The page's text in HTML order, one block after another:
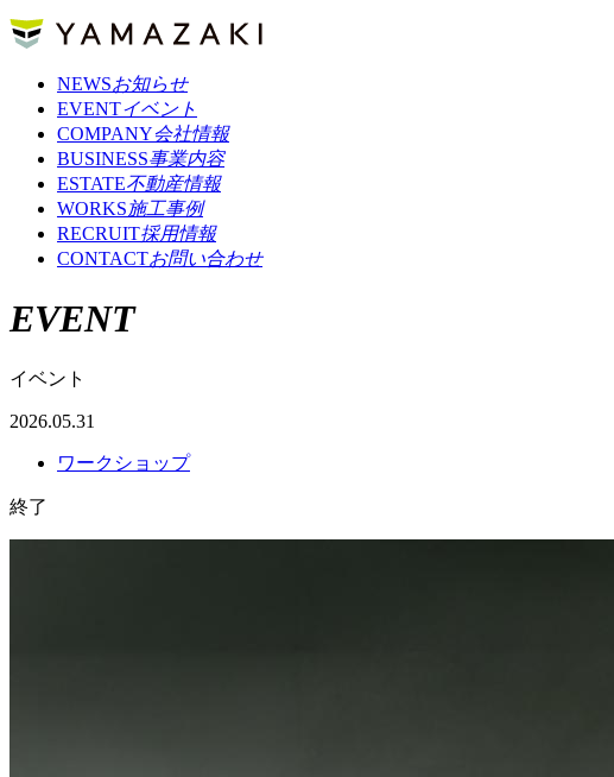
NEWSお知らせ
EVENTイベント
COMPANY会社情報
BUSINESS事業内容
ESTATE不動産情報
WORKS施工事例
RECRUIT採用情報
CONTACTお問い合わせ
EVENT
イベント
2026.05.31
ワークショップ
終了